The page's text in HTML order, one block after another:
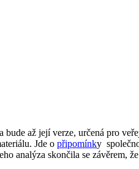
až její verze, určená pro
Jde o připomínky
analýza skončila se závěrem,